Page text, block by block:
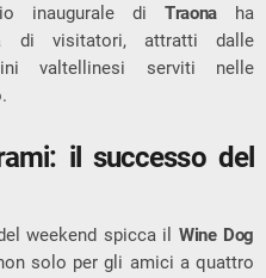
inaugurale di Traona ha
di visitatori, attratti dalle
valtellinesi serviti nelle
il successo del
weekend spicca il Wine Dog
solo per gli amici a quattro